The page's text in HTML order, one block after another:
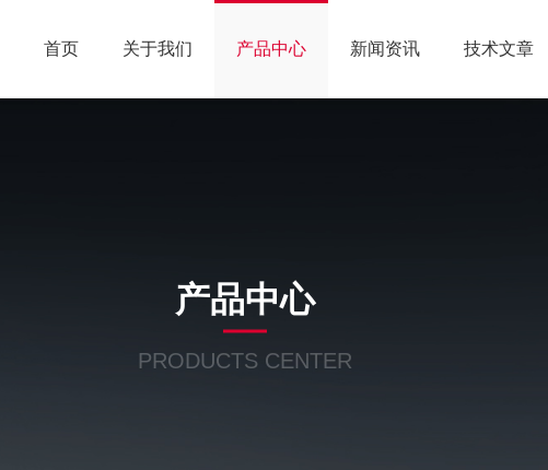
首页 关于我们 产品中心 新闻资讯 技术文章
产品中心
PRODUCTS CENTER